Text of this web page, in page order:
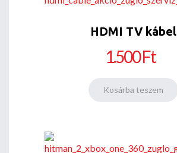
HDMI TV kábel
1.500 Ft